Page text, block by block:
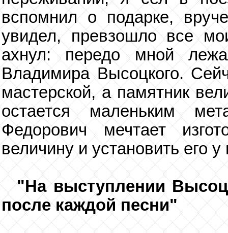
вспомнил о подарке,
увидел, превзошло все
ахнул: передо мной
Владимира Высоцкого.
мастерской, а памятник
остается маленьким
Федорович мечтает
величину и установить его
"На выступлении
после каждой песни"